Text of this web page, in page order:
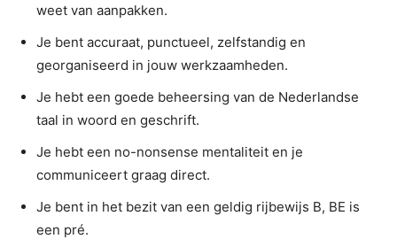
weet van aanpakken.
Je bent accuraat, punctueel, zelfstandig en
georganiseerd in jouw werkzaamheden.
Je hebt een goede beheersing van de Nederlandse
taal in woord en geschrift.
Je hebt een no-nonsense mentaliteit en je
communiceert graag direct.
Je bent in het bezit van een geldig rijbewijs B, BE is
een pré.